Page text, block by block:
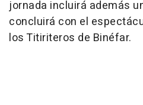
jornada incluirá además
concluirá con el
los Titiriteros de Binéfar.